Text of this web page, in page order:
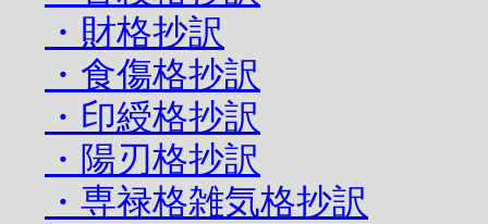
・財格抄訳
・食傷格抄訳
・印綬格抄訳
・陽刃格抄訳
・専禄格雑気格抄訳